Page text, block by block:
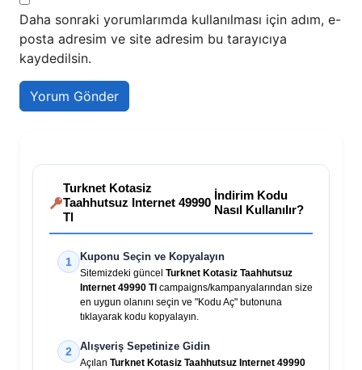
Daha sonraki yorumlarımda kullanılması için adım, e-
posta adresim ve site adresim bu tarayıcıya
kaydedilsin.
Turknet Kotasiz
Taahhutsuz Internet 49990
Tl
İndirim Kodu
Nasıl Kullanılır?
1 Kuponu Seçin ve Kopyalayın
Sitemizdeki güncel Turknet Kotasiz Taahhutsuz
Internet 49990 Tl campaigns/kampanyalarından size
en uygun olanını seçin ve "Kodu Aç" butonuna
tıklayarak kodu kopyalayın.
2 Alışveriş Sepetinize Gidin
Açılan Turknet Kotasiz Taahhutsuz Internet 49990